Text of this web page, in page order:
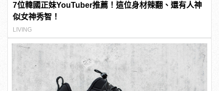
7位韓國正妹YouTuber推薦！這位身材辣翻、還有人神
似女神秀智！
LIVING